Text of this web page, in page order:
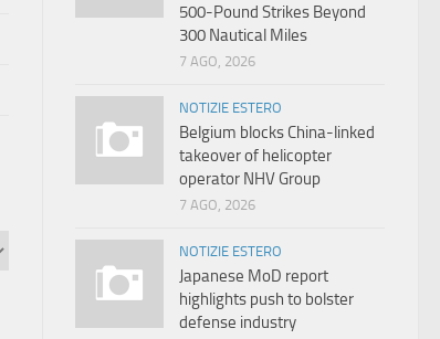
500-Pound Strikes Beyond
300 Nautical Miles
7 AGO, 2026
NOTIZIE ESTERO
Belgium blocks China-linked
takeover of helicopter
operator NHV Group
7 AGO, 2026
NOTIZIE ESTERO
Japanese MoD report
highlights push to bolster
defense industry